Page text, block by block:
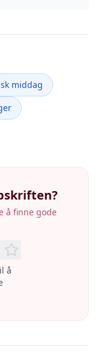
middag
å finne gode
å